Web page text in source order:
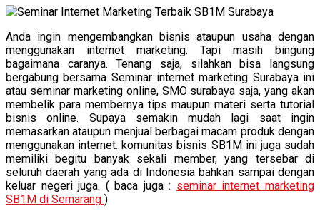
Anda ingin mengembangkan bisnis ataupun usaha dengan
menggunakan internet marketing. Tapi masih bingung
bagaimana caranya. Tenang saja, silahkan bisa langsung
bergabung bersama Seminar internet marketing Surabaya ini
atau seminar marketing online, SMO surabaya saja, yang akan
membelik para membernya tips maupun materi serta tutorial
bisnis online. Supaya semakin mudah lagi saat ingin
memasarkan ataupun menjual berbagai macam produk dengan
menggunakan internet. komunitas bisnis SB1M ini juga sudah
memiliki begitu banyak sekali member, yang tersebar di
seluruh daerah yang ada di Indonesia bahkan sampai dengan
keluar negeri juga. ( baca juga : seminar internet marketing
SB1M di Semarang )